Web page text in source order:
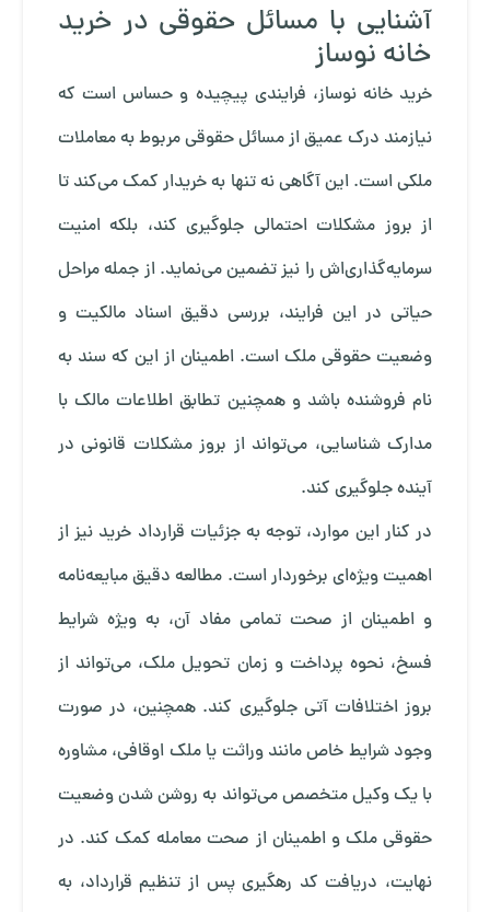
آشنایی با مسائل حقوقی در خرید
خانه نوساز
خرید خانه نوساز، فرایندی پیچیده و حساس است که
نیازمند درک عمیق از مسائل حقوقی مربوط به معاملات
ملکی است. این آگاهی نه تنها به خریدار کمک می‌کند تا
از بروز مشکلات احتمالی جلوگیری کند، بلکه امنیت
سرمایه‌گذاری‌اش را نیز تضمین می‌نماید. از جمله مراحل
حیاتی در این فرایند، بررسی دقیق اسناد مالکیت و
وضعیت حقوقی ملک است. اطمینان از این که سند به
نام فروشنده باشد و همچنین تطابق اطلاعات مالک با
مدارک شناسایی، می‌تواند از بروز مشکلات قانونی در
آینده جلوگیری کند.
در کنار این موارد، توجه به جزئیات قرارداد خرید نیز از
اهمیت ویژه‌ای برخوردار است. مطالعه دقیق مبایعه‌نامه
و اطمینان از صحت تمامی مفاد آن، به ویژه شرایط
فسخ، نحوه پرداخت و زمان تحویل ملک، می‌تواند از
بروز اختلافات آتی جلوگیری کند. همچنین، در صورت
وجود شرایط خاص مانند وراثت یا ملک اوقافی، مشاوره
با یک وکیل متخصص می‌تواند به روشن شدن وضعیت
حقوقی ملک و اطمینان از صحت معامله کمک کند. در
نهایت، دریافت کد رهگیری پس از تنظیم قرارداد، به